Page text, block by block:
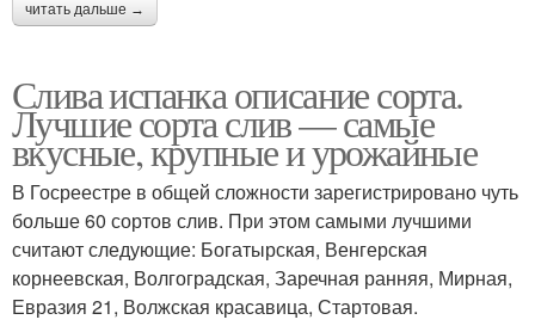
читать дальше →
Слива испанка описание сорта.
Лучшие сорта слив — самые
вкусные, крупные и урожайные
В Госреестре в общей сложности зарегистрировано чуть
больше 60 сортов слив. При этом самыми лучшими
считают следующие: Богатырская, Венгерская
корнеевская, Волгоградская, Заречная ранняя, Мирная,
Евразия 21, Волжская красавица, Стартовая.